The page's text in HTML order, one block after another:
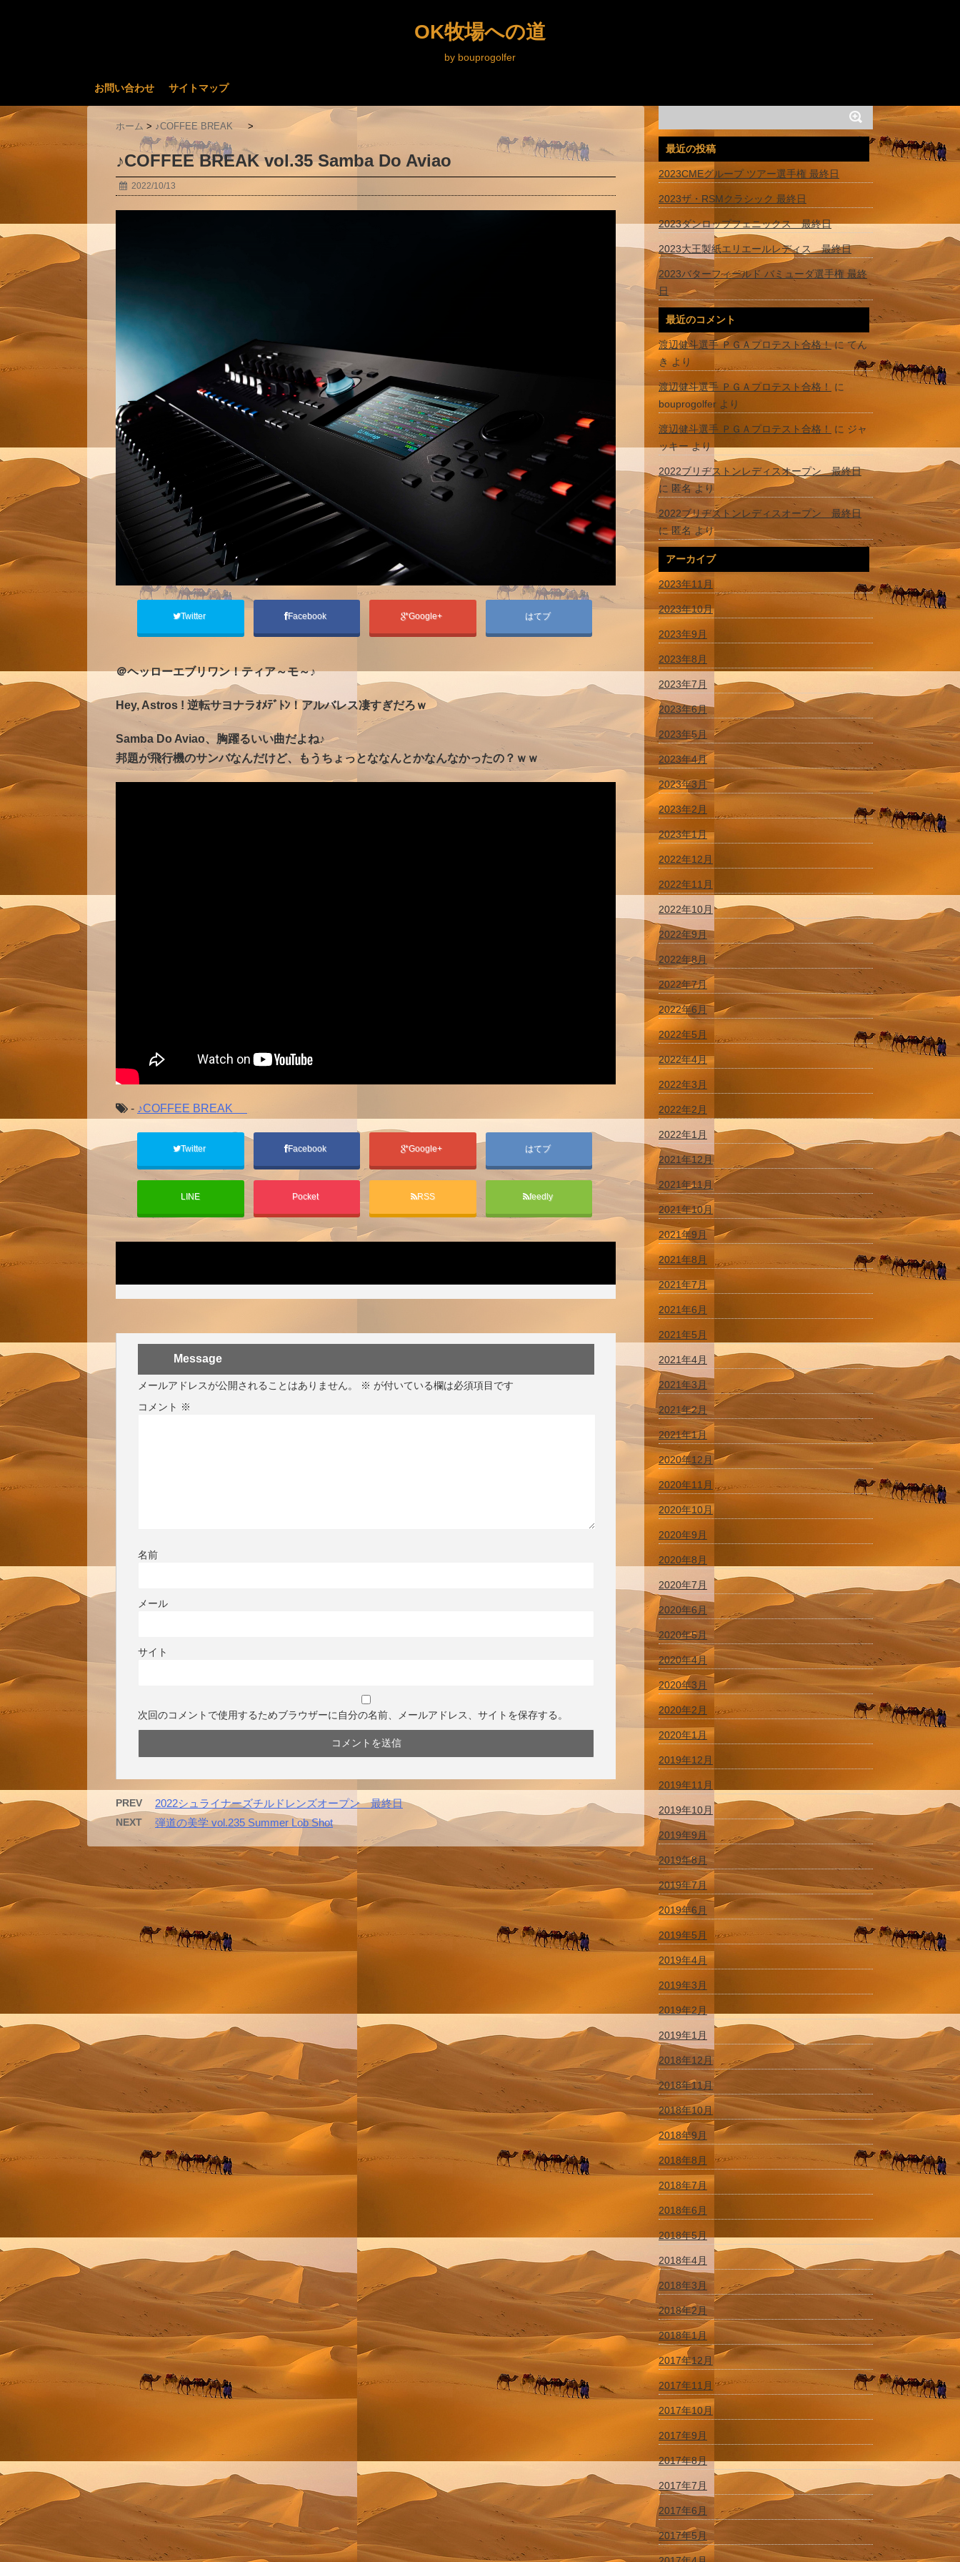
OK牧場への道
by bouprogolfer
お問い合わせ サイトマップ
ホーム > ♪COFFEE BREAK >
♪COFFEE BREAK vol.35 Samba Do Aviao
2022/10/13
Twitter Facebook Google+ はてブ
＠ヘッローエブリワン！ティア～モ～♪
Hey, Astros ! 逆転サヨナラｵﾒﾃﾞﾄﾝ！アルバレス凄すぎだろｗ
Samba Do Aviao、胸躍るいい曲だよね♪
邦題が飛行機のサンバなんだけど、もうちょっとななんとかなんなかったの？ｗｗ
- ♪COFFEE BREAK
Twitter Facebook Google+ はてブ
LINE Pocket RSS feedly
Message
メールアドレスが公開されることはありません。 ※ が付いている欄は必須項目です
コメント ※
名前
メール
サイト
次回のコメントで使用するためブラウザーに自分の名前、メールアドレス、サイトを保存する。
PREV 2022シュライナーズチルドレンズオープン 最終日
NEXT 弾道の美学 vol.235 Summer Lob Shot
最近の投稿
2023CMEグループ ツアー選手権 最終日
2023ザ・RSMクラシック 最終日
2023ダンロップフェニックス 最終日
2023大王製紙エリエールレディス 最終日
2023バターフィールド バミューダ選手権 最終
日
最近のコメント
渡辺健斗選手 ＰＧＡプロテスト合格！にてん
きより
渡辺健斗選手 ＰＧＡプロテスト合格！
に
bouprogolfer より
渡辺健斗選手 ＰＧＡプロテスト合格！ に ジャ
ッキーより
2022ブリヂストンレディスオープン 最終日
に 匿名より
2022ブリヂストンレディスオープン 最終日
に匿名 より
アーカイブ
2023年11月
2023年10月
2023年9月
2023年8月
2023年7月
2023年6月
2023年5月
2023年4月
2023年3月
2023年2月
2023年1月
2022年12月
2022年11月
2022年10月
2022年9月
2022年8月
2022年7月
2022年6月
2022年5月
2022年4月
2022年3月
2022年2月
2022年1月
2021年12月
2021年11月
2021年10月
2021年9月
2021年8月
2021年7月
2021年6月
2021年5月
2021年4月
2021年3月
2021年2月
2021年1月
2020年12月
2020年11月
2020年10月
2020年9月
2020年8月
2020年7月
2020年6月
2020年5月
2020年4月
2020年3月
2020年2月
2020年1月
2019年12月
2019年11月
2019年10月
2019年9月
2019年8月
2019年7月
2019年6月
2019年5月
2019年4月
2019年3月
2019年2月
2019年1月
2018年12月
2018年11月
2018年10月
2018年9月
2018年8月
2018年7月
2018年6月
2018年5月
2018年4月
2018年3月
2018年2月
2018年1月
2017年12月
2017年11月
2017年10月
2017年9月
2017年8月
2017年7月
2017年6月
2017年5月